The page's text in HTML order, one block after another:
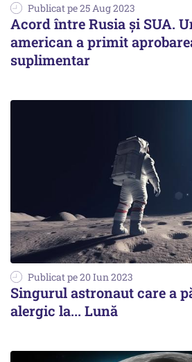
Publicat pe 25 Aug 2023
Acord între Rusia și SUA.
american a primit
suplimentar
Publicat pe 20 Iun 2023
Singurul astronaut care a
alergic la... Lună